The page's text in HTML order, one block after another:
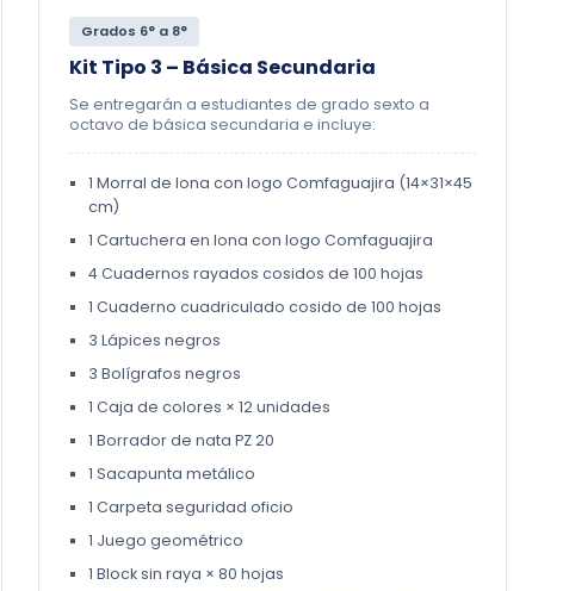
Grados 6° a 8°
Kit Tipo 3 – Básica Secundaria
Se entregarán a estudiantes de grado sexto a
octavo de básica secundaria e incluye:
1 Morral de lona con logo Comfaguajira (14×31×45
cm)
1 Cartuchera en lona con logo Comfaguajira
4 Cuadernos rayados cosidos de 100 hojas
1 Cuaderno cuadriculado cosido de 100 hojas
3 Lápices negros
3 Bolígrafos negros
1 Caja de colores × 12 unidades
1 Borrador de nata PZ 20
1 Sacapunta metálico
1 Carpeta seguridad oficio
1 Juego geométrico
1 Block sin raya × 80 hojas